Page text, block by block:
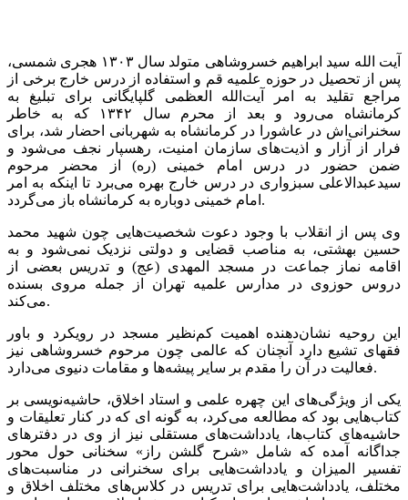
آیت الله سید ابراهیم خسروشاهی متولد سال ۱۳۰۳ هجری شمسی،
پس از تحصیل در حوزه علمیه قم و استفاده از درس خارج برخی از
مراجع تقلید به امر آیت‌الله العظمی گلپایگانی برای تبلیغ به
کرمانشاه می‌رود و بعد از محرم سال ۱۳۴۲ که به خاطر
سخنرانی‌اش در عاشورا در کرمانشاه به شهربانی احضار شد، برای
فرار از آزار و اذیت‌های سازمان امنیت، رهسپار نجف می‌شود و
ضمن حضور در درس امام خمینی (ره) از محضر مرحوم
سیدعبدالاعلی سبزواری در درس خارج بهره می‌برد تا اینکه به امر
امام خمینی دوباره به کرمانشاه باز می‌گردد.
وی پس از انقلاب با وجود دعوت شخصیت‌هایی چون شهید محمد
حسین بهشتی، به مناصب قضایی و دولتی نزدیک نمی‌شود و به
اقامه نماز جماعت در مسجد المهدی (عج) و تدریس بعضی از
دروس حوزوی در مدارس علمیه تهران از جمله مروی بسنده
می‌کند.
این روحیه نشان‌دهنده اهمیت کم‌نظیر مسجد در رویکرد و باور
فقهای تشیع دارد آنچنان که عالمی چون مرحوم خسروشاهی نیز
فعالیت در آن را مقدم بر سایر پیشه‌ها و مقامات دنیوی می‌دارد.
يكی از ويژگی‌های این چهره علمی و استاد اخلاق، حاشيه‌نويسی بر
كتاب‌هايی بود كه مطالعه می‌کرد، به گونه ای که در كنار تعليقات و
حاشيه‌های كتاب‌ها، يادداشت‌های مستقلی نيز از وی در دفترهای
جداگانه آمده كه شامل «شرح گلشن راز» سخنانی حول محور
تفسير الميزان و يادداشت‌هايی برای سخنرانی در مناسبت‌های
مختلف، يادداشت‌هايی برای تدريس در كلاس‌های مختلف اخلاق و